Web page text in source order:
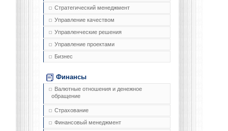
Стратегический менеджмент
Управление качеством
Управленческие решения
Управление проектами
Бизнес
Финансы
Валютные отношения и денежное
обращение
Страхование
Финансовый менеджмент